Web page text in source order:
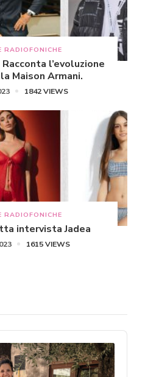
RADIOFONICHE
l’evoluzione
Maison Armani.
1842 VIEWS
RADIOFONICHE
intervista Jadea
1615 VIEWS